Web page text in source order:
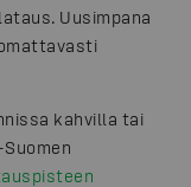
Uusimpana
kahvilla tai